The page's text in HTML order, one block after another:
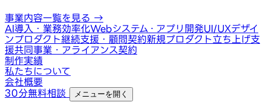
事業内容一覧を見る →
AI導入・業務効率化Webシステム・アプリ開発UI/UXデザイ
ンプロダクト継続支援・顧問契約新規プロダクト立ち上げ支
援共同事業・アライアンス契約
制作実績
私たちについて
会社概要
30分無料相談
メニューを開く